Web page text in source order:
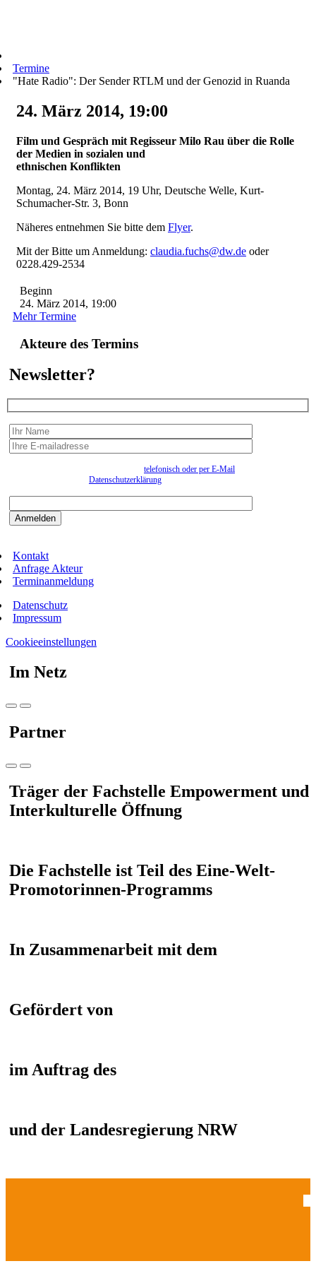
Termine
"Hate Radio": Der Sender RTLM und der Genozid in Ruanda
24. März 2014, 19:00
Film und Gespräch mit Regisseur Milo Rau über die Rolle
der Medien in sozialen und
ethnischen Konflikten
Montag, 24. März 2014, 19 Uhr, Deutsche Welle, Kurt-
Schumacher-Str. 3, Bonn
Näheres entnehmen Sie bitte dem Flyer.
Mit der Bitte um Anmeldung: claudia.fuchs@dw.de oder
0228.429-2534
Beginn
24. März 2014, 19:00
Mehr Termine
Akteure des Termins
Newsletter?
telefonisch oder per E-Mail
Datenschutzerklärung
Kontakt
Anfrage Akteur
Terminanmeldung
Datenschutz
Impressum
Cookieeinstellungen
Im Netz
Partner
Träger der Fachstelle Empowerment und
Interkulturelle Öffnung
Die Fachstelle ist Teil des Eine-Welt-
Promotorinnen-Programms
In Zusammenarbeit mit dem
Gefördert von
im Auftrag des
und der Landesregierung NRW